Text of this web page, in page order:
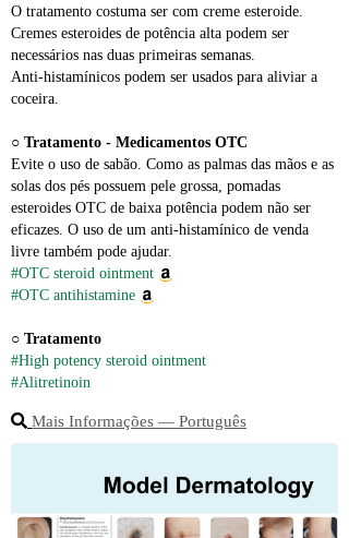
O tratamento costuma ser com creme esteroide.
Cremes esteroides de potência alta podem ser
necessários nas duas primeiras semanas.
Anti‑histamínicos podem ser usados para aliviar a
coceira.
○ Tratamento - Medicamentos OTC
Evite o uso de sabão. Como as palmas das mãos e as
solas dos pés possuem pele grossa, pomadas
esteroides OTC de baixa potência podem não ser
eficazes. O uso de um anti‑histamínico de venda
livre também pode ajudar.
#OTC steroid ointment
#OTC antihistamine
○ Tratamento
#High potency steroid ointment
#Alitretinoin
Mais Informações ― Português